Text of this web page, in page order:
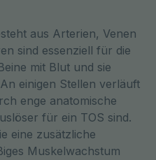
aus Arterien, Venen
sind essenziell für die
mit Blut und sie
einigen Stellen verläuft
enge anatomische
für ein TOS sind.
eine zusätzliche
Muskelwachstum